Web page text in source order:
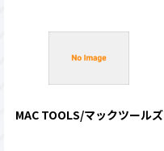
MAC TOOLS/マックツールズ